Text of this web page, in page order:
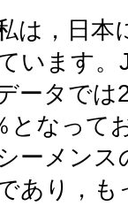
は，日本
います
ータでは
となって
ーメン
あり，